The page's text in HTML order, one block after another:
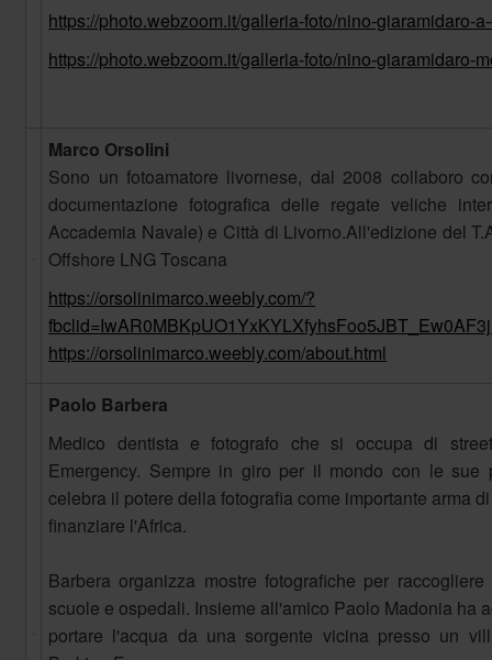
https://photo.webzoom.it/galleria-foto/nino-giaramidaro-
https://photo.webzoom.it/galleria-foto/nino-giaramidaro-
Marco Orsolini
Sono un fotoamatore livornese, dal 2008 collaboro
documentazione fotografica delle regate veliche
Accademia Navale) e Città di Livorno.All'edizione del
Offshore LNG Toscana
https://orsolinimarco.weebly.com/?
https://orsolinimarco.weebly.com/about.html
Paolo Barbera
Medico dentista e fotografo che si occupa di
Emergency. Sempre in giro per il mondo con le sue
celebra il potere della fotografia come importante arma
finanziare l'Africa.
Barbera organizza mostre fotografiche per
scuole e ospedali. Insieme all'amico Paolo Madonia ha
portare l'acqua da una sorgente vicina presso un